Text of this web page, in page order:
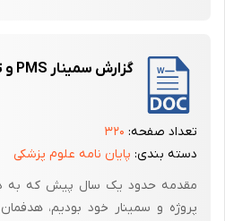
می‌شود :
کلسیم و فسفات در استخوان (21)
ویتامین D3 در جذب فعال کلسیم از دستگاه گوارش نقش دارد(24).
گزارش سمینار PMS و تأثیر گیاه مرمکی بر آن
تعداد صفحه: ۳۲۰
دسته بندی: پایان نامه علوم پزشکی
مقدمه حدود یک سال پیش که به
پروژه و سمینار خود بودیم،